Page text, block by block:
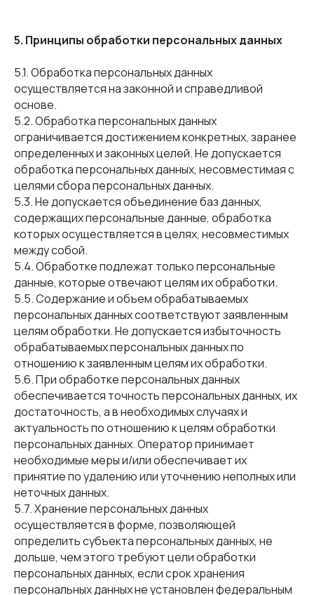
5. Принципы обработки персональных данных
5.1. Обработка персональных данных
осуществляется на законной и справедливой
основе.
5.2. Обработка персональных данных
ограничивается достижением конкретных, заранее
определенных и законных целей. Не допускается
обработка персональных данных, несовместимая с
целями сбора персональных данных.
5.3. Не допускается объединение баз данных,
содержащих персональные данные, обработка
которых осуществляется в целях, несовместимых
между собой.
5.4. Обработке подлежат только персональные
данные, которые отвечают целям их обработки.
5.5. Содержание и объем обрабатываемых
персональных данных соответствуют заявленным
целям обработки. Не допускается избыточность
обрабатываемых персональных данных по
отношению к заявленным целям их обработки.
5.6. При обработке персональных данных
обеспечивается точность персональных данных, их
достаточность, а в необходимых случаях и
актуальность по отношению к целям обработки
персональных данных. Оператор принимает
необходимые меры и/или обеспечивает их
принятие по удалению или уточнению неполных или
неточных данных.
5.7. Хранение персональных данных
осуществляется в форме, позволяющей
определить субъекта персональных данных, не
дольше, чем этого требуют цели обработки
персональных данных, если срок хранения
персональных данных не установлен федеральным